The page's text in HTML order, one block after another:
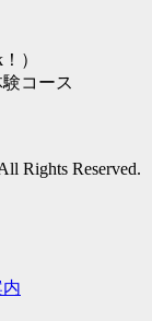
）
コース
Rights Reserved.